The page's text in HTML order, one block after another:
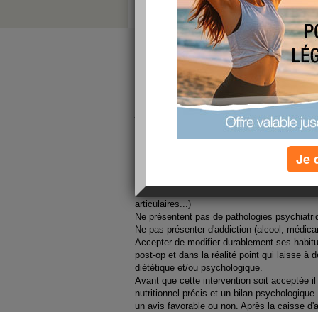
Oseriez-vous le faire ou conseiller à des
opération ?
Après vous avoir présenté le ballon
technique chirurgicale pour perdre du poids.
LA GASTROPLASTIE
Cette technique est réservée à qui ?
Ont un IMC > 40 (obésité morbide)
Ont suivi plusieurs régimes qui auront été
Ont des pathologies liées à l'obésité
articulaires...)
Ne présentent pas de pathologies
Ne pas présenter d'addiction (alcool,
Accepter de modifier durablement ses
post-op et dans la réalité point qui laisse à
diététique et/ou psychologique.
Avant que cette intervention soit acceptée
nutritionnel précis et un bilan
un avis favorable ou non. Après la caisse
Je